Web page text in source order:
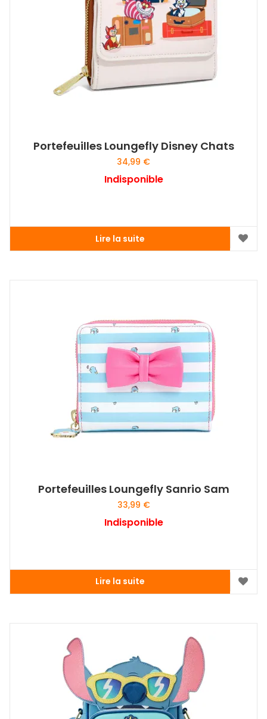
Portefeuilles Loungefly Disney Chats
34,99 €
Indisponible
Lire la suite
Portefeuilles Loungefly Sanrio Sam
33,99 €
Indisponible
Lire la suite